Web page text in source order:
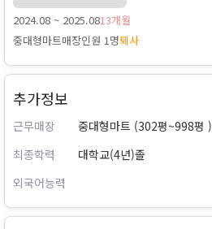
2024.08 ~ 2025.0813개월
중대형마트매장인원 1명퇴사
추가정보
근무매장
중대형마트 (302평~998평 )
최종학력
대학교(4년)졸
외국어능력